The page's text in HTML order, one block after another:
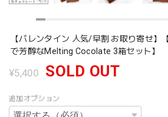
【バレンタイン 人気/早割 お取り寄せ】
で芳醇なMelting Cocolate 3箱セット】
¥5,400 SOLD OUT
追加オプション